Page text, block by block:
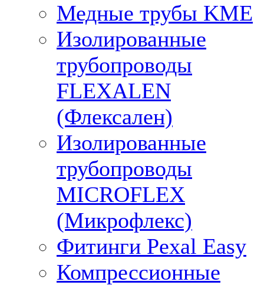
Медные трубы KME
Изолированные
трубопроводы
FLEXALEN
(Флексален)
Изолированные
трубопроводы
MICROFLEX
(Микрофлекс)
Фитинги Pexal Easy
Компрессионные